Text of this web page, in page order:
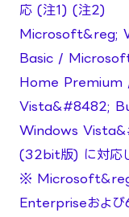
応 (注1) (注2)
Microsoft&reg;
Basic /
Home
Vista&#8482;
Windows
(32bit版) に対応
※
Enterpriseおよび